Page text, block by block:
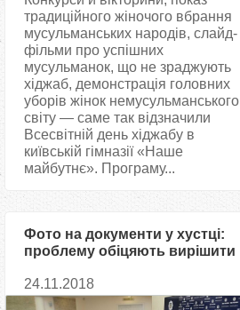
традиційного жіночого вбрання
мусульманських народів, слайд-
фільми про успішних
мусульманок, що не зраджують
хіджаб, демонстрація головних
уборів жінок немусульманського
світу — саме так відзначили
Всесвітній день хіджабу в
київській гімназії «Наше
майбутнє». Програму...
Фото на документи у хустці:
проблему обіцяють вирішити
24.11.2018